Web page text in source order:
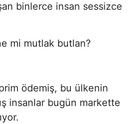
binlerce insan sessizce
mi mutlak butlan?
prim ödemiş, bu ülkenin
insanlar bugün markette